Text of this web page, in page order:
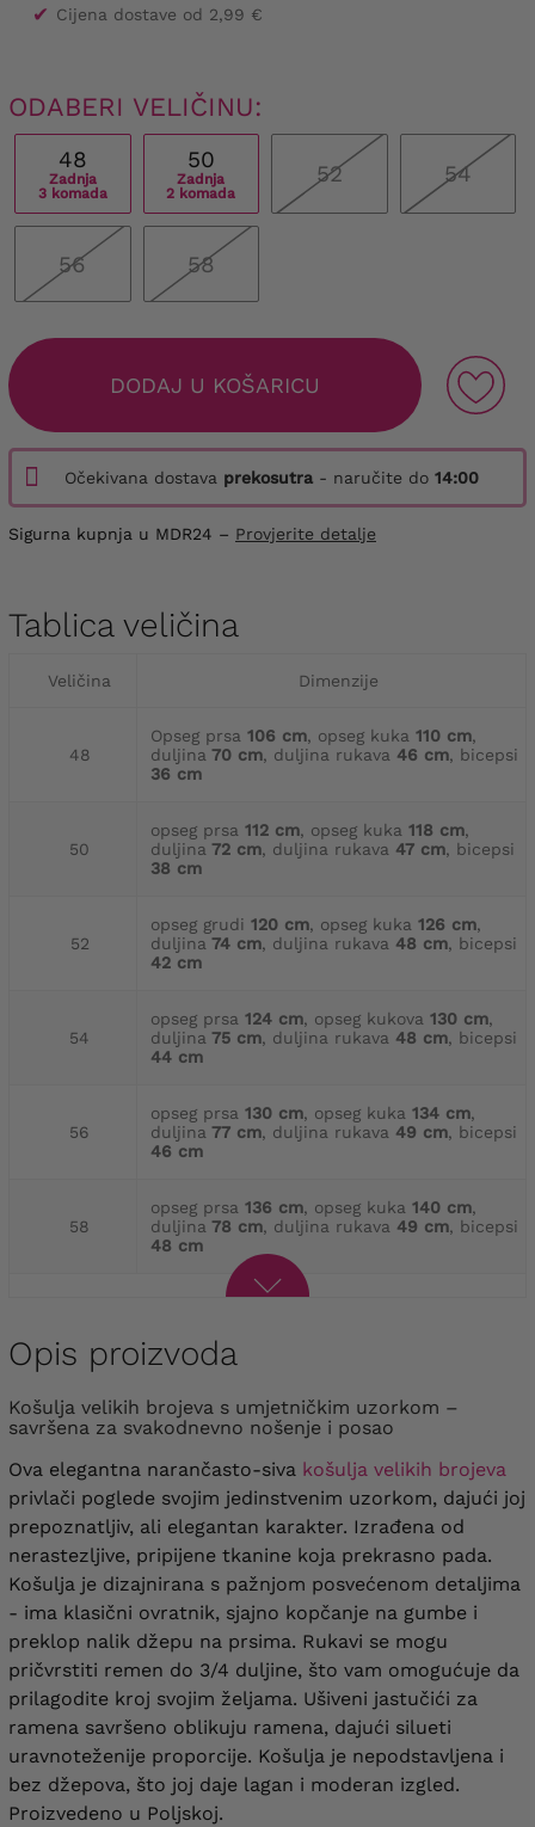
✔ Cijena dostave od 2,99 €
ODABERI VELIČINU:
48
Zadnja
3 komada
50
Zadnja
2 komada
52 54
56 58
DODAJ U KOŠARICU
Očekivana dostava prekosutra - naručite do 14:00
Sigurna kupnja u MDR24 – Provjerite detalje
Tablica veličina
Veličina Dimenzije
48
Opseg prsa 106 cm, opseg kuka 110 cm,
duljina 70 cm, duljina rukava 46 cm, bicepsi
36 cm
50
opseg prsa 112 cm, opseg kuka 118 cm,
duljina 72 cm, duljina rukava 47 cm, bicepsi
38 cm
52
opseg grudi 120 cm, opseg kuka 126 cm,
duljina 74 cm, duljina rukava 48 cm, bicepsi
42 cm
54
opseg prsa 124 cm, opseg kukova 130 cm,
duljina 75 cm, duljina rukava 48 cm, bicepsi
44 cm
56
opseg prsa 130 cm, opseg kuka 134 cm,
duljina 77 cm, duljina rukava 49 cm, bicepsi
46 cm
58
opseg prsa 136 cm, opseg kuka 140 cm,
duljina 78 cm, duljina rukava 49 cm, bicepsi
48 cm
Opis proizvoda
Košulja velikih brojeva s umjetničkim uzorkom –
savršena za svakodnevno nošenje i posao
Ova elegantna narančasto-siva košulja velikih brojeva
privlači poglede svojim jedinstvenim uzorkom, dajući joj
prepoznatljiv, ali elegantan karakter. Izrađena od
nerastezljive, pripijene tkanine koja prekrasno pada.
Košulja je dizajnirana s pažnjom posvećenom detaljima
- ima klasični ovratnik, sjajno kopčanje na gumbe i
preklop nalik džepu na prsima. Rukavi se mogu
pričvrstiti remen do 3/4 duljine, što vam omogućuje da
prilagodite kroj svojim željama. Ušiveni jastučići za
ramena savršeno oblikuju ramena, dajući silueti
uravnoteženije proporcije. Košulja je nepodstavljena i
bez džepova, što joj daje lagan i moderan izgled.
Proizvedeno u Poljskoj.